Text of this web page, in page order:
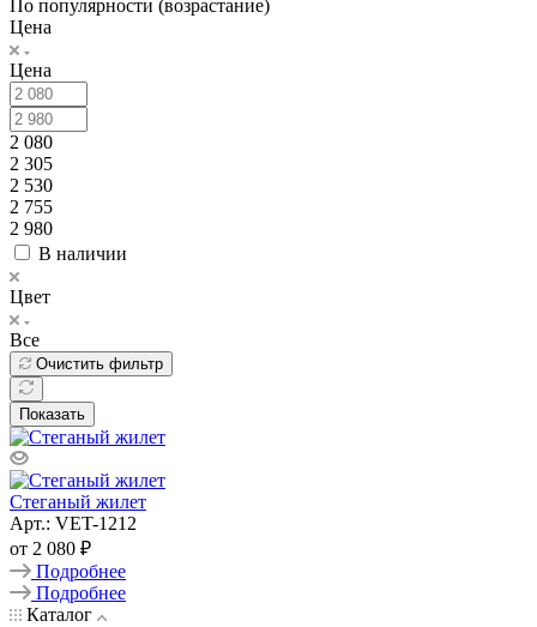
По популярности (возрастание)
Цена
Цена
2 080
2 305
2 530
2 755
2 980
В наличии
Цвет
Все
Очистить фильтр
Показать
Стеганый жилет
Арт.: VET-1212
от 2 080 ₽
Подробнее
Подробнее
Каталог